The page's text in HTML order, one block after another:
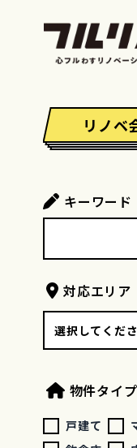
リノベ
リノベ
イベ
キーワード
対応エリア
物件タイプ
戸建て